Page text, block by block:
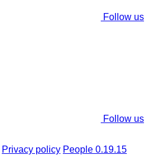
Follow us
Follow us
Privacy policy People 0.19.15